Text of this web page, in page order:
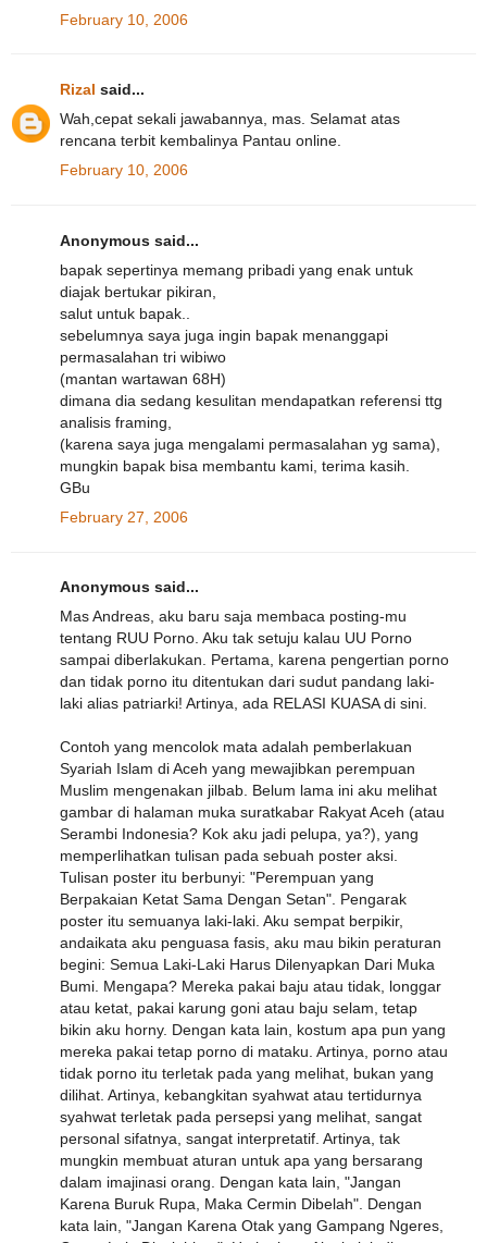
February 10, 2006
Rizal said...
Wah,cepat sekali jawabannya, mas. Selamat atas
rencana terbit kembalinya Pantau online.
February 10, 2006
Anonymous said...
bapak sepertinya memang pribadi yang enak untuk
diajak bertukar pikiran,
salut untuk bapak..
sebelumnya saya juga ingin bapak menanggapi
permasalahan tri wibiwo
(mantan wartawan 68H)
dimana dia sedang kesulitan mendapatkan referensi ttg
analisis framing,
(karena saya juga mengalami permasalahan yg sama),
mungkin bapak bisa membantu kami, terima kasih.
GBu
February 27, 2006
Anonymous said...
Mas Andreas, aku baru saja membaca posting-mu
tentang RUU Porno. Aku tak setuju kalau UU Porno
sampai diberlakukan. Pertama, karena pengertian porno
dan tidak porno itu ditentukan dari sudut pandang laki-
laki alias patriarki! Artinya, ada RELASI KUASA di sini.
Contoh yang mencolok mata adalah pemberlakuan
Syariah Islam di Aceh yang mewajibkan perempuan
Muslim mengenakan jilbab. Belum lama ini aku melihat
gambar di halaman muka suratkabar Rakyat Aceh (atau
Serambi Indonesia? Kok aku jadi pelupa, ya?), yang
memperlihatkan tulisan pada sebuah poster aksi.
Tulisan poster itu berbunyi: "Perempuan yang
Berpakaian Ketat Sama Dengan Setan". Pengarak
poster itu semuanya laki-laki. Aku sempat berpikir,
andaikata aku penguasa fasis, aku mau bikin peraturan
begini: Semua Laki-Laki Harus Dilenyapkan Dari Muka
Bumi. Mengapa? Mereka pakai baju atau tidak, longgar
atau ketat, pakai karung goni atau baju selam, tetap
bikin aku horny. Dengan kata lain, kostum apa pun yang
mereka pakai tetap porno di mataku. Artinya, porno atau
tidak porno itu terletak pada yang melihat, bukan yang
dilihat. Artinya, kebangkitan syahwat atau tertidurnya
syahwat terletak pada persepsi yang melihat, sangat
personal sifatnya, sangat interpretatif. Artinya, tak
mungkin membuat aturan untuk apa yang bersarang
dalam imajinasi orang. Dengan kata lain, "Jangan
Karena Buruk Rupa, Maka Cermin Dibelah". Dengan
kata lain, "Jangan Karena Otak yang Gampang Ngeres,